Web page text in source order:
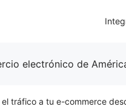
electrónico de